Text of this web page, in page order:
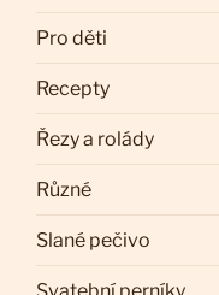
Pro děti
Recepty
Řezy a rolády
Různé
Slané pečivo